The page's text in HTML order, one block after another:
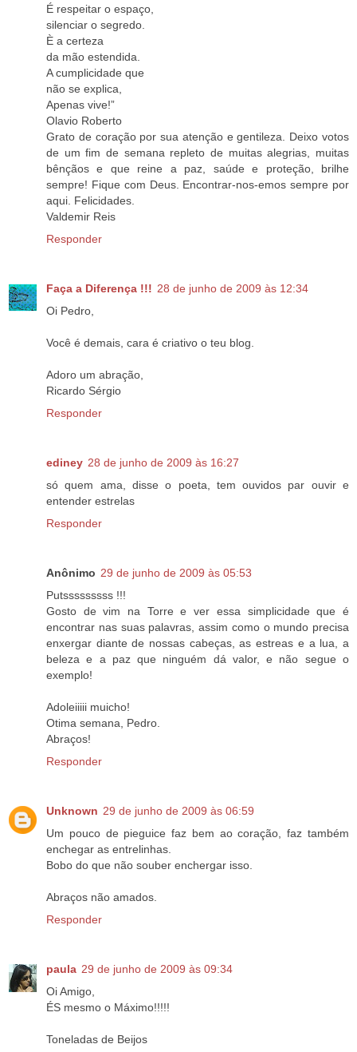
É respeitar o espaço,
silenciar o segredo.
È a certeza
da mão estendida.
A cumplicidade que
não se explica,
Apenas vive!”
Olavio Roberto
Grato de coração por sua atenção e gentileza. Deixo votos
de um fim de semana repleto de muitas alegrias, muitas
bênçãos e que reine a paz, saúde e proteção, brilhe
sempre! Fique com Deus. Encontrar-nos-emos sempre por
aqui. Felicidades.
Valdemir Reis
Responder
Faça a Diferença !!! 28 de junho de 2009 às 12:34
Oi Pedro,
Você é demais, cara é criativo o teu blog.
Adoro um abração,
Ricardo Sérgio
Responder
ediney 28 de junho de 2009 às 16:27
só quem ama, disse o poeta, tem ouvidos par ouvir e
entender estrelas
Responder
Anônimo 29 de junho de 2009 às 05:53
Putsssssssss !!!
Gosto de vim na Torre e ver essa simplicidade que é
encontrar nas suas palavras, assim como o mundo precisa
enxergar diante de nossas cabeças, as estreas e a lua, a
beleza e a paz que ninguém dá valor, e não segue o
exemplo!
Adoleiiiii muicho!
Otima semana, Pedro.
Abraços!
Responder
Unknown 29 de junho de 2009 às 06:59
Um pouco de pieguice faz bem ao coração, faz também
enchegar as entrelinhas.
Bobo do que não souber enchergar isso.
Abraços não amados.
Responder
paula 29 de junho de 2009 às 09:34
Oi Amigo,
ÉS mesmo o Máximo!!!!!
Toneladas de Beijos